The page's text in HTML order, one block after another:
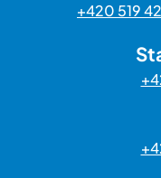
+420 519